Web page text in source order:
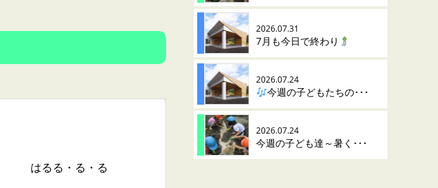
はるる・る・る
2026.07.31
7月も今日で終わり
2026.07.24
今週の子どもたちの･･･
2026.07.24
今週の子ども達～暑く･･･